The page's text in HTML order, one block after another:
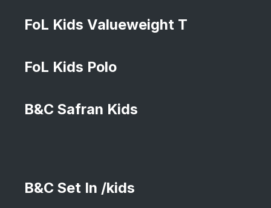
FoL Kids Valueweight T
FoL Kids Polo
B&C Safran Kids
B&C Set In /kids